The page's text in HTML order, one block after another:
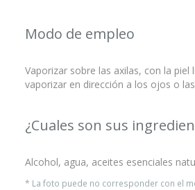
Modo de empleo
Vaporizar sobre las axilas, con la piel
vaporizar en dirección a los ojos o
¿Cuales son sus
Alcohol, agua, aceites esenciales
* La foto puede no corresponder con el